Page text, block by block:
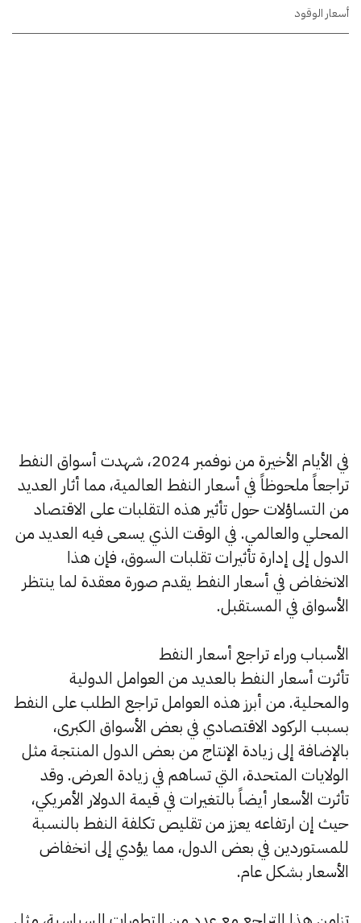
أسعار الوقود
في الأيام الأخيرة من نوفمبر 2024، شهدت أسواق النفط
تراجعاً ملحوظاً في أسعار النفط العالمية، مما أثار العديد
من التساؤلات حول تأثير هذه التقلبات على الاقتصاد
المحلي والعالمي. في الوقت الذي يسعى فيه العديد من
الدول إلى إدارة تأثيرات تقلبات السوق، فإن هذا
الانخفاض في أسعار النفط يقدم صورة معقدة لما ينتظر
الأسواق في المستقبل.
الأسباب وراء تراجع أسعار النفط
تأثرت أسعار النفط بالعديد من العوامل الدولية
والمحلية. من أبرز هذه العوامل تراجع الطلب على النفط
بسبب الركود الاقتصادي في بعض الأسواق الكبرى،
بالإضافة إلى زيادة الإنتاج من بعض الدول المنتجة مثل
الولايات المتحدة، التي تساهم في زيادة العرض. وقد
تأثرت الأسعار أيضاً بالتغيرات في قيمة الدولار الأمريكي،
حيث إن ارتفاعه يعزز من تقليص تكلفة النفط بالنسبة
للمستوردين في بعض الدول، مما يؤدي إلى انخفاض
الأسعار بشكل عام.